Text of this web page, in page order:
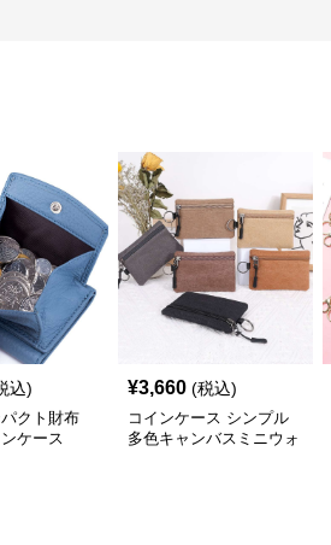
込)
クト財布
ケース
¥3,660 (税込)
コインケース シンプル
多色キャンバスミニウォ